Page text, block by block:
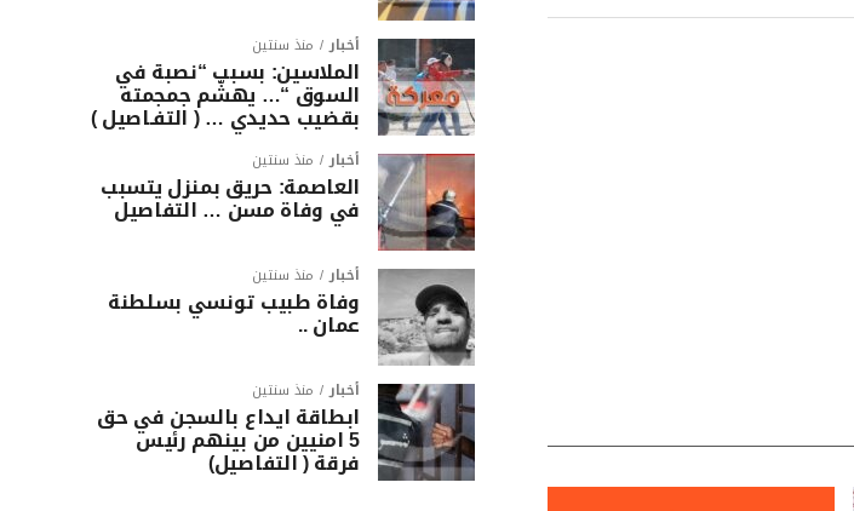
أخبار منذ سنتين
الملاسين: بسبب “نصبة في
السوق “… يهشّم جمجمته
بقضيب حديدي … ( التفـاصيل )
أخبار منذ سنتين
العاصمة: حريق بمنزل يتسبب
في وفاة مسن … التفاصيل
أخبار منذ سنتين
وفاة طبيب تونسي بسلطنة
عمان ..
أخبار منذ سنتين
ابطاقة ايداع بالسجن في حق
5 امنيين من بينهم رئيس
فرقة ( التفاصيل)